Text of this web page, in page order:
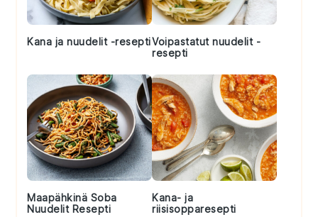
Kana ja nuudelit -reseptiVoipastatut nuudelit -
resepti
Maapähkinä Soba
Nuudelit Resepti
Kana- ja
riisisopparesepti